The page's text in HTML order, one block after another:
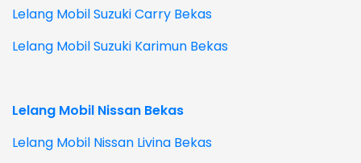
Lelang Mobil Suzuki Carry Bekas
Lelang Mobil Suzuki Karimun Bekas
Lelang Mobil Nissan Bekas
Lelang Mobil Nissan Livina Bekas